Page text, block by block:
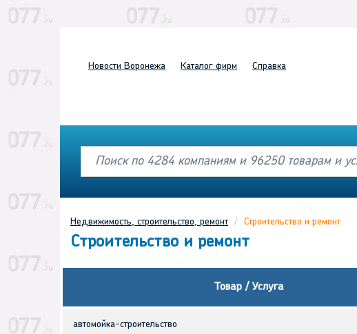
Новости Воронежа Каталог фирм Справка
Недвижимость, строительство, ремонт Строительство и ремонт
Строительство и ремонт
Товар / Услуга
автомойка-строительство